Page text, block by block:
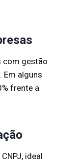
com gestão
Em alguns
frente a
ideal